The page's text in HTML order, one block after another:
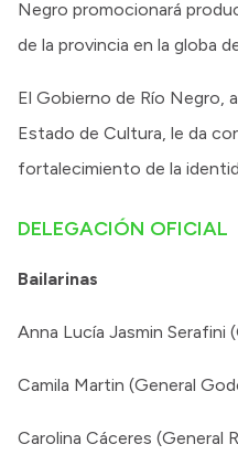
Negro promocionará
de la provincia en la globa
El Gobierno de Río Negro,
Estado de Cultura, le da
fortalecimiento de la
DELEGACIÓN OFICIAL
Bailarinas
Anna Lucía Jasmin Serafini
Camila Martin (General
Carolina Cáceres (General